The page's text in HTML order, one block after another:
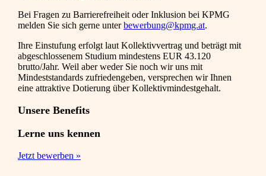
Bei Fragen zu Barrierefreiheit oder Inklusion bei KPMG
melden Sie sich gerne unterbewerbung@kpmg.at.
Ihre Einstufung erfolgt laut Kollektivvertrag und beträgt mit
abgeschlossenem Studium mindestens EUR 43.120
brutto/Jahr. Weil aber weder Sie noch wir uns mit
Mindeststandards zufriedengeben, versprechen wir Ihnen
eine attraktive Dotierung über Kollektivmindestgehalt.
Unsere Benefits
Lerne uns kennen
Jetzt bewerben »